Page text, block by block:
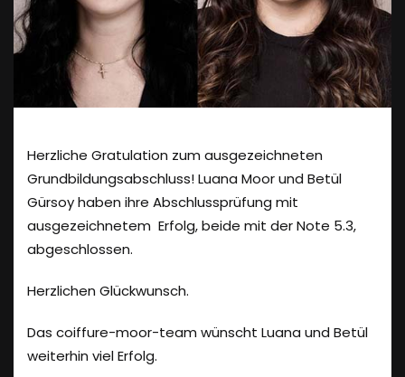
Herzliche Gratulation zum ausgezeichneten
Grundbildungsabschluss! Luana Moor und Betül
Gürsoy haben ihre Abschlussprüfung mit
ausgezeichnetem Erfolg, beide mit der Note 5.3,
abgeschlossen.
Herzlichen Glückwunsch.
Das coiffure-moor-team wünscht Luana und Betül
weiterhin viel Erfolg.